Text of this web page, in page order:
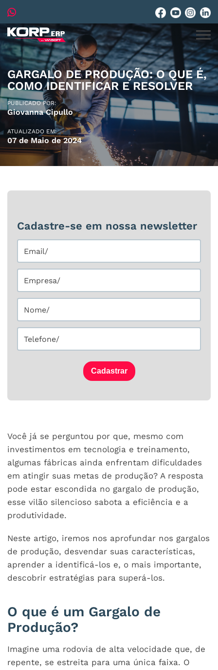
GARGALO DE PRODUÇÃO: O QUE É,
COMO IDENTIFICAR E RESOLVER
PUBLICADO POR:
Giovanna Cipullo
ATUALIZADO EM:
07 de Maio de 2024
Você já se perguntou por que, mesmo com
investimentos em tecnologia e treinamento,
algumas fábricas ainda enfrentam dificuldades
em atingir suas metas de produção? A resposta
pode estar escondida no gargalo de produção,
esse vilão silencioso sabota a eficiência e a
produtividade.
Neste artigo, iremos nos aprofundar nos gargalos
de produção, desvendar suas características,
aprender a identificá-los e, o mais importante,
descobrir estratégias para superá-los.
O que é um Gargalo de
Produção?
Imagine uma rodovia de alta velocidade que, de
repente, se estreita para uma única faixa. O
Cadastre-se em nossa newsletter
Cadastrar